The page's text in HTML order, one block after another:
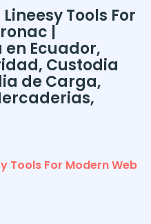
Tools For
|
Ecuador,
Custodia
de Carga,
Tools For Modern Web